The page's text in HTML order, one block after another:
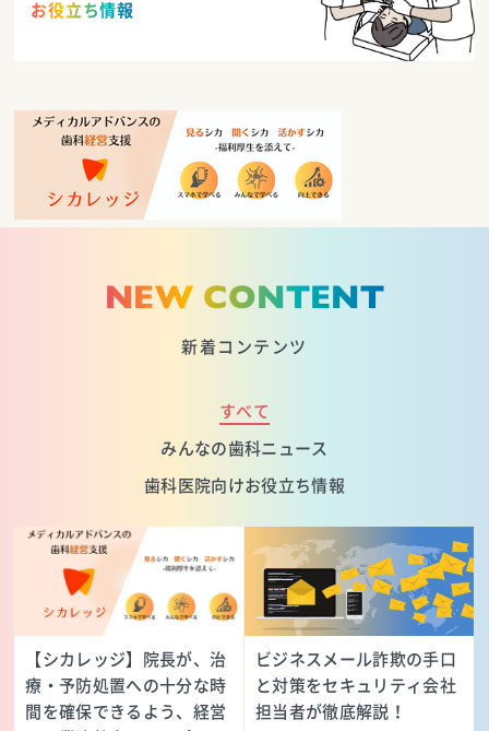
お役立ち情報
NEW CONTENT
新着コンテンツ
すべて
みんなの歯科ニュース
歯科医院向けお役立ち情報
【シカレッジ】院長が、治
療・予防処置への十分な時
間を確保できるよう、経営
ビジネスメール詐欺の手口
と対策をセキュリティ会社
担当者が徹底解説！